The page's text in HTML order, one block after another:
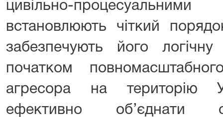
цивільно-
встановлюють чіткий
забезпечують його
початком
агресора на територію
ефективно